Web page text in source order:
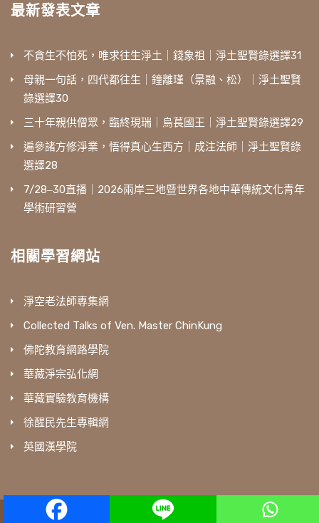
最新發表文章
不貪生不怕死，唯求往生淨土｜錢象祖｜淨土聖賢錄選譯31
母親一句話，四代都往生｜鐘離瑾（景融、松）｜淨土聖賢
錄選譯30
三十年親供僧眾，臨終現瑞｜烏萇國王｜淨土聖賢錄選譯29
遍參諸方修淨業，悟得真心生西方｜成注法師｜淨土聖賢錄
選譯28
7/28‒30直播｜2026兩岸三地暨世界各地中華傳統文化青年
學術研習營
相關學習網站
淨空老法師專集網
Collected Talks of Ven. Master ChinKung
佛陀教育網路學院
華藏淨宗弘化網
華藏實驗教育機構
徐醒民先生專輯網
英國漢學院
amtb © All Rights Reserved